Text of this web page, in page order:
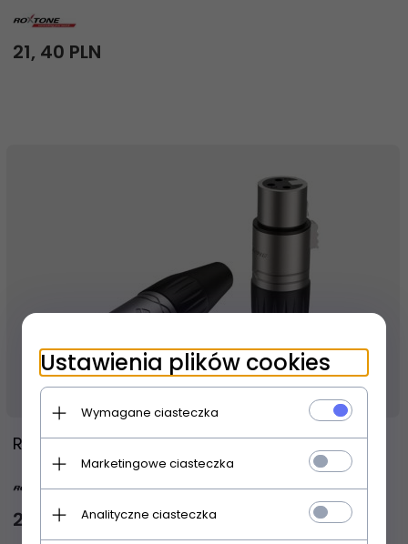
21, 40 PLN
Produkt dostępny! 14 dni
Roxtone XP3FM Wtyk typu XLR (komplet)
20, 00 PLN
Ustawienia plików cookies
Wymagane ciasteczka
Marketingowe ciasteczka
Analityczne ciasteczka